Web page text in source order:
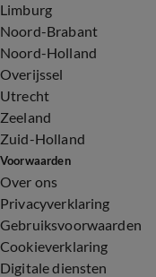
Limburg
Noord-Brabant
Noord-Holland
Overijssel
Utrecht
Zeeland
Zuid-Holland
Voorwaarden
Over ons
Privacyverklaring
Gebruiksvoorwaarden
Cookieverklaring
Digitale diensten